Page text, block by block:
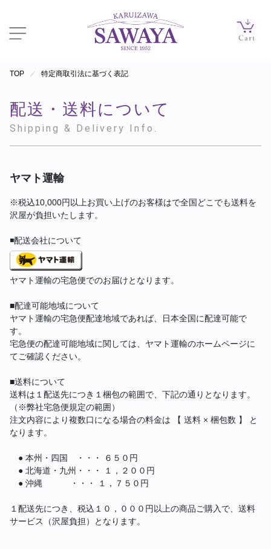
TOP 特定商取引法に基づく表記
配送・送料について
Shipping & Delivery Info.
ヤマト運輸
※税込10,000円以上お買い上げのお客様はで全国どこでも送料を
沢屋が負担いたします。
◾️配送会社について
ヤマト運輸の宅急便でのお届けとなります。
■配達可能地域について
ヤマト運輸の宅急便配達地域であれば、日本全国に配達可能で
す。
宅急便の配達可能地域に関しては、ヤマト運輸のホームページに
てご確認ください。
■送料について
送料は１配送先につき１梱包の範囲で、下記の通りとなります。
（※弊社宅急便規定の範囲）
注文内容により複数口になる場合の料金は 【 送料 × 梱包数 】 と
なります。
● 本州・四国 ・・・ ６５０円
● 北海道・九州・・・ １，２００円
● 沖縄 ・・・ １，７５０円
１配送先につき、税込１０，０００円以上の商品ご購入で、送料
サービス（沢屋負担）となります。